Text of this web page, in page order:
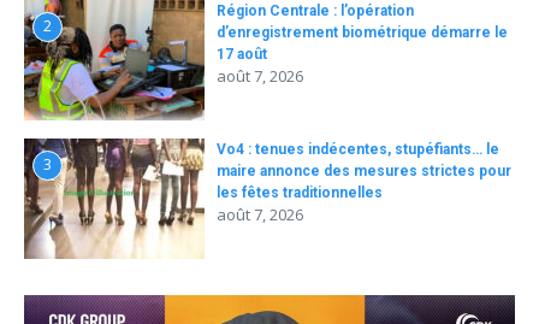
2
Région Centrale : l’opération
d’enregistrement biométrique démarre le
17 août
août 7, 2026
3
Vo4 : tenues indécentes, stupéfiants… le
maire annonce des mesures strictes pour
les fêtes traditionnelles
août 7, 2026